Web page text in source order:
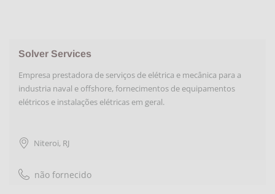
Solver Services
Empresa prestadora de serviços de elétrica e mecânica para a
industria naval e offshore, fornecimentos de equipamentos
elétricos e instalações elétricas em geral.
Niteroi, RJ
não fornecido